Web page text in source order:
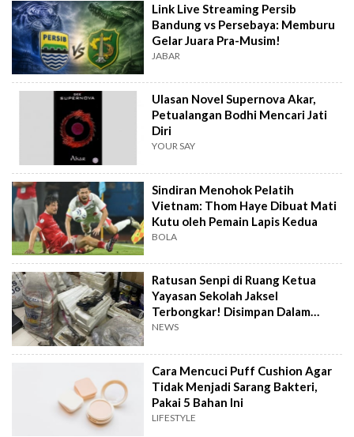
Link Live Streaming Persib
Bandung vs Persebaya: Memburu
Gelar Juara Pra-Musim!
JABAR
Ulasan Novel Supernova Akar,
Petualangan Bodhi Mencari Jati
Diri
YOUR SAY
Sindiran Menohok Pelatih
Vietnam: Thom Haye Dibuat Mati
Kutu oleh Pemain Lapis Kedua
BOLA
Ratusan Senpi di Ruang Ketua
Yayasan Sekolah Jaksel
Terbongkar! Disimpan Dalam
Karung dan Styrofoam
NEWS
Cara Mencuci Puff Cushion Agar
Tidak Menjadi Sarang Bakteri,
Pakai 5 Bahan Ini
LIFESTYLE